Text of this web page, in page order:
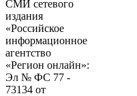
СМИ сетевого
издания
«Российское
информационное
агентство
«Регион онлайн»:
Эл № ФС 77 -
73134 от